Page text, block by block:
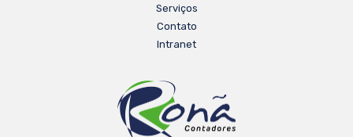
Serviços
Contato
Intranet